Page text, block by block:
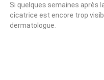
Si quelques semaines après
cicatrice est encore trop
dermatologue.